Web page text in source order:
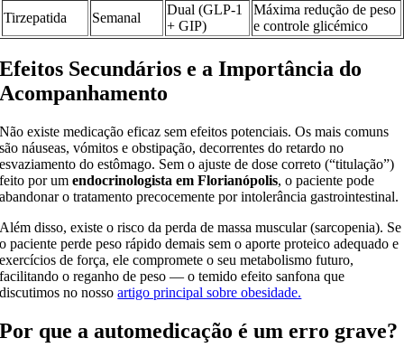
Tirzepatida Semanal
Dual (GLP-1
+ GIP)
Máxima redução de peso
e controle glicémico
Efeitos Secundários e a Importância do
Acompanhamento
Não existe medicação eficaz sem efeitos potenciais. Os mais comuns
são náuseas, vómitos e obstipação, decorrentes do retardo no
esvaziamento do estômago. Sem o ajuste de dose correto (“titulação”)
feito por umendocrinologista em Florianópolis, o paciente pode
abandonar o tratamento precocemente por intolerância gastrointestinal.
Além disso, existe o risco da perda de massa muscular (sarcopenia). Se
o paciente perde peso rápido demais sem o aporte proteico adequado e
exercícios de força, ele compromete o seu metabolismo futuro,
facilitando o reganho de peso — o temido efeito sanfona que
discutimos no nossoartigo principal sobre obesidade.
Por que a automedicação é um erro grave?